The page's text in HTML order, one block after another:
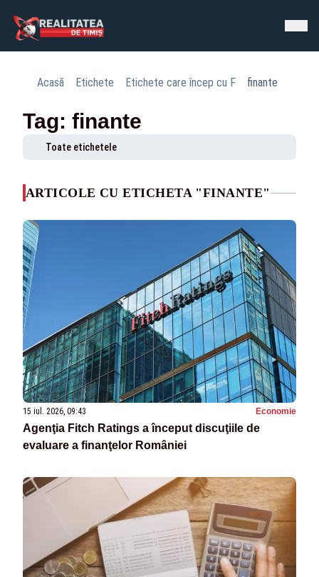
Acasă Etichete Etichete care încep cu F finante
Tag: finante
Toate etichetele
ARTICOLE CU ETICHETA "FINANTE"
15 iul. 2026, 09:43 Economie
Agenţia Fitch Ratings a început discuţiile de
evaluare a finanţelor României